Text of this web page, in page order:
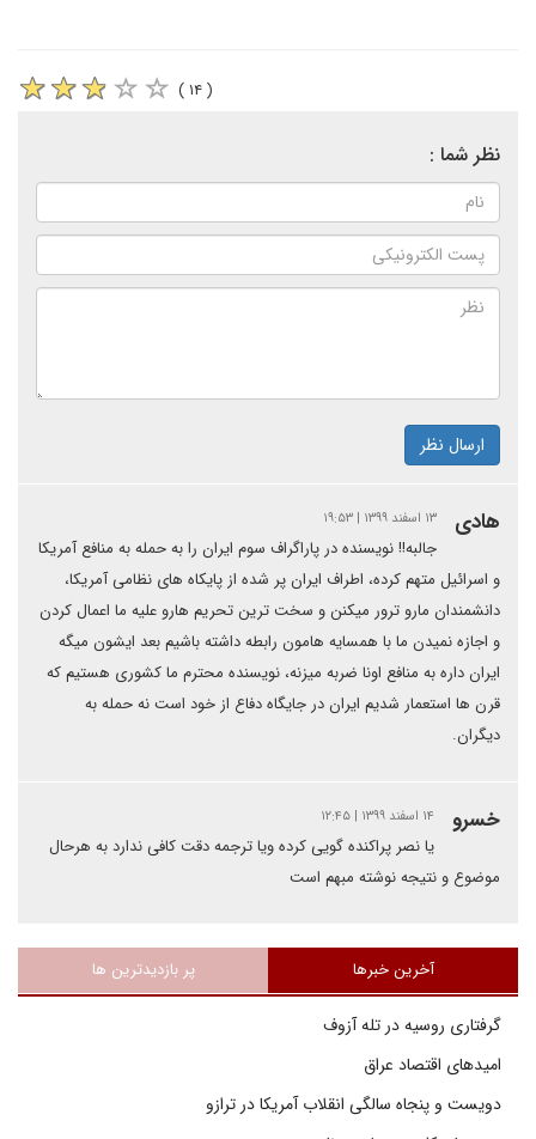
( ۱۴ )
نظر شما :
ارسال نظر
هادی ۱۳ اسفند ۱۳۹۹ | ۱۹:۵۳
جالبه!! نویسنده در پاراگراف سوم ایران را به حمله به منافع آمریکا
و اسرائیل متهم کرده، اطراف ایران پر شده از پایکاه های نظامی آمریکا،
دانشمندان مارو ترور میکنن و سخت ترین تحریم هارو علیه ما اعمال کردن
و اجازه نمیدن ما با همسایه هامون رابطه داشته باشیم بعد ایشون میگه
ایران داره به منافع اونا ضربه میزنه، نویسنده محترم ما کشوری هستیم که
قرن ها استعمار شدیم ایران در جایگاه دفاع از خود است نه حمله به
دیگران.
خسرو ۱۴ اسفند ۱۳۹۹ | ۱۲:۴۵
یا نصر پراکنده گویی کرده ویا ترجمه دقت کافی ندارد به هرحال
موضوع و نتیجه نوشته مبهم است
آخرین خبرها پر بازدیدترین ها
گرفتاری روسیه در تله آزوف
امیدهای اقتصاد عراق
دویست و پنجاه سالگی انقلاب آمریکا در ترازو